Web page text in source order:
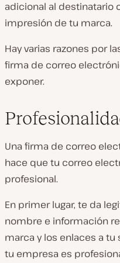
adicional al destinatario
impresión de tu marca.
Hay varias razones por
firma de correo
exponer.
Una firma de correo
hace que tu correo
profesional.
En primer lugar, te da
nombre e información
marca y los enlaces a
tu empresa es